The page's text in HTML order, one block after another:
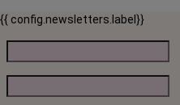
{{ config.newsletters.label}}